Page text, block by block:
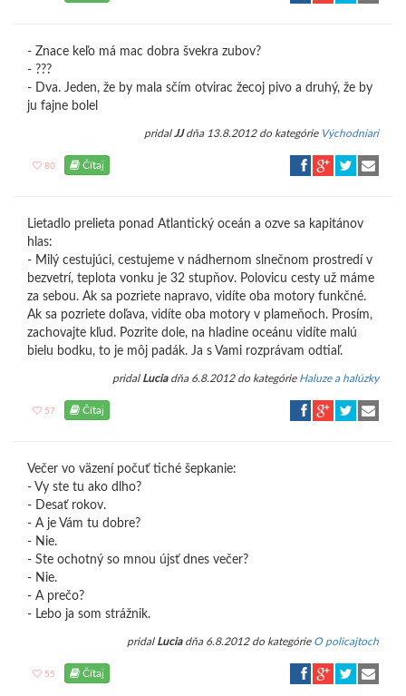
- Znace keľo má mac dobra švekra zubov?
- ???
- Dva. Jeden, že by mala sčím otvirac žecoj pivo a druhý, že by
ju fajne bolel
pridalJJdňa 13.8.2012 do kategórie Východniari
80 Čítaj
Lietadlo prelieta ponad Atlantický oceán a ozve sa kapitánov
hlas:
- Milý cestujúci, cestujeme v nádhernom slnečnom prostredí v
bezvetrí, teplota vonku je 32 stupňov. Polovicu cesty už máme
za sebou. Ak sa pozriete napravo, vidíte oba motory funkčné.
Ak sa pozriete doľava, vidíte oba motory v plameňoch. Prosím,
zachovajte kľud. Pozrite dole, na hladine oceánu vidíte malú
bielu bodku, to je môj padák. Ja s Vami rozprávam odtiaľ.
pridal Luciadňa 6.8.2012 do kategórie Haluze a halúzky
57 Čítaj
Večer vo väzení počuť tiché šepkanie:
- Vy ste tu ako dlho?
- Desať rokov.
- A je Vám tu dobre?
- Nie.
- Ste ochotný so mnou újsť dnes večer?
- Nie.
- A prečo?
- Lebo ja som strážnik.
pridal Luciadňa 6.8.2012 do kategórie O policajtoch
55 Čítaj